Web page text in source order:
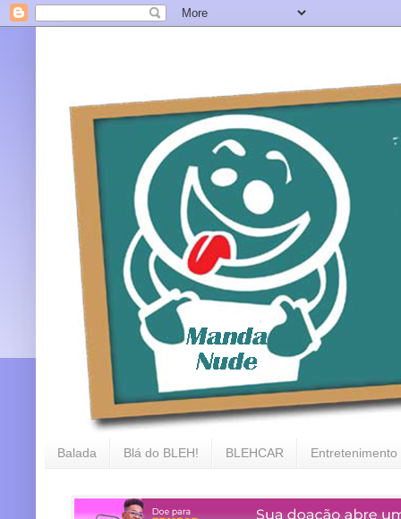
Balada Blá do BLEH! BLEHCAR Entretenimento